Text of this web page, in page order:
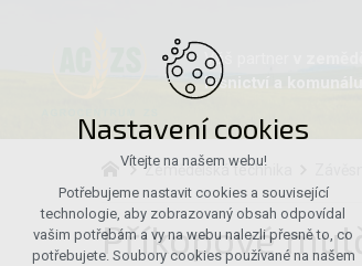
Váš partner
v
lesnictví a komunálu
Zemědělská technika
Příkopové
Nastavení cookies
Vítejte na našem webu!
Potřebujeme nastavit cookies a související
technologie, aby zobrazovaný obsah odpovídal
vašim potřebám a vy na webu nalezli přesně to, co
potřebujete. Soubory cookies používané na našem